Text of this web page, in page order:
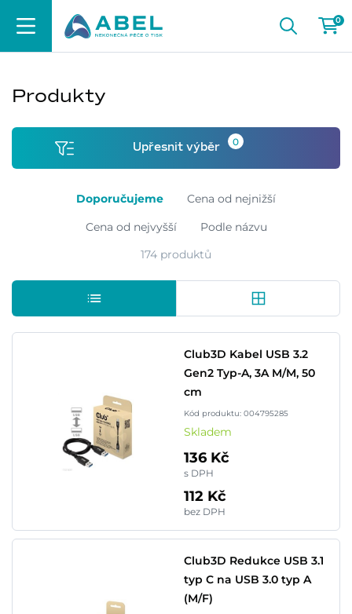
0
Produkty
Upřesnit výběr 0
Doporučujeme
Cena od nejnižší
Cena od nejvyšší
Podle názvu
174 produktů
Club3D Kabel USB 3.2
Gen2 Typ-A, 3A M/M, 50
cm
Kód produktu: 004795285
Skladem
136 Kč
s DPH
112 Kč
bez DPH
Club3D Redukce USB 3.1
typ C na USB 3.0 typ A
(M/F)